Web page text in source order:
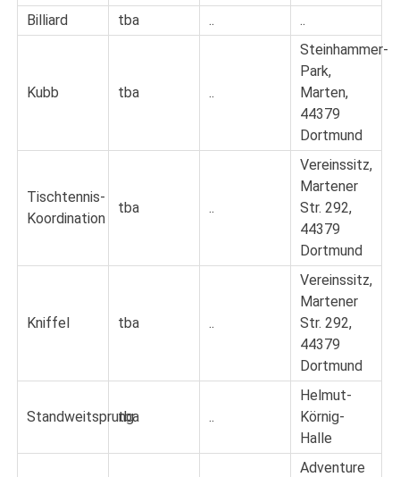
Billiard
tba .. ..
Kubb tba ..
Steinhammer-
Park,
Marten,
44379
Dortmund
Tischtennis-
Koordination
tba ..
Vereinssitz,
Martener
Str. 292,
44379
Dortmund
Kniffel tba ..
Vereinssitz,
Martener
Str. 292,
44379
Dortmund
Standweitsprung
tba ..
Helmut-
Körnig-
Halle
Adventure